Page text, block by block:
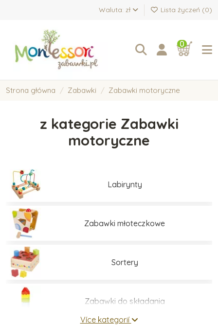
Waluta: zł Lista życzeń (0)
0
Strona główna Zabawki Zabawki motoryczne
z kategorie Zabawki
motoryczne
Labirynty
Zabawki młoteczkowe
Sortery
Zabawki do składania
Více kategorií